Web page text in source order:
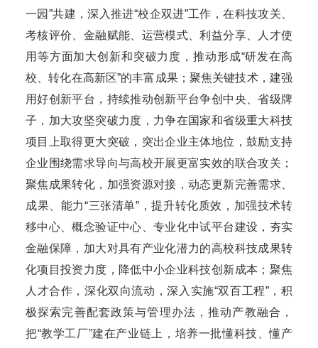
一园”共建，深入推进“校企双进”工作，在科技攻关、
考核评价、金融赋能、运营模式、利益分享、人才使
用等方面加大创新和突破力度，推动形成“研发在高
校、转化在高新区”的丰富成果；聚焦关键技术，建强
用好创新平台，持续推动创新平台争创中央、省级牌
子，加大攻坚突破力度，力争在国家和省级重大科技
项目上取得更大突破，突出企业主体地位，鼓励支持
企业围绕需求导向与高校开展更富实效的联合攻关；
聚焦成果转化，加强资源对接，动态更新完善需求、
成果、能力“三张清单”，提升转化质效，加强技术转
移中心、概念验证中心、专业化中试平台建设，夯实
金融保障，加大对具有产业化潜力的高校科技成果转
化项目投资力度，降低中小企业科技创新成本；聚焦
人才合作，深化双向流动，深入实施“双百工程”，积
极探索完善配套政策与管理办法，推动产教融合，
把“教学工厂”建在产业链上，培养一批懂科技、懂产